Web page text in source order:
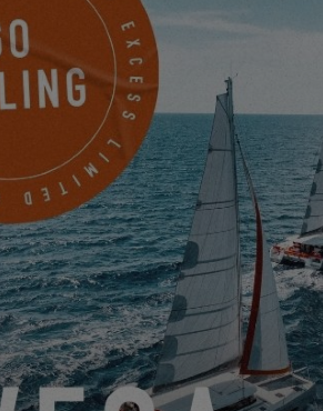
UNA CITA
- South Coast
MARINA SWANWICK
HAMPSHIRE, Reino Unido
UNA CITA